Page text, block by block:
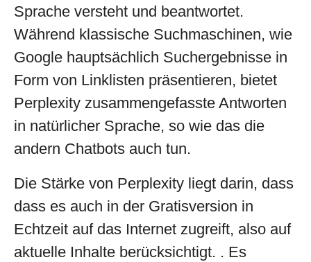
Sprache versteht und beantwortet.
Während klassische Suchmaschinen, wie
Google hauptsächlich Suchergebnisse in
Form von Linklisten präsentieren, bietet
Perplexity zusammengefasste Antworten
in natürlicher Sprache, so wie das die
andern Chatbots auch tun.
Die Stärke von Perplexity liegt darin, dass
dass es auch in der Gratisversion in
Echtzeit auf das Internet zugreift, also auf
aktuelle Inhalte berücksichtigt. . Es